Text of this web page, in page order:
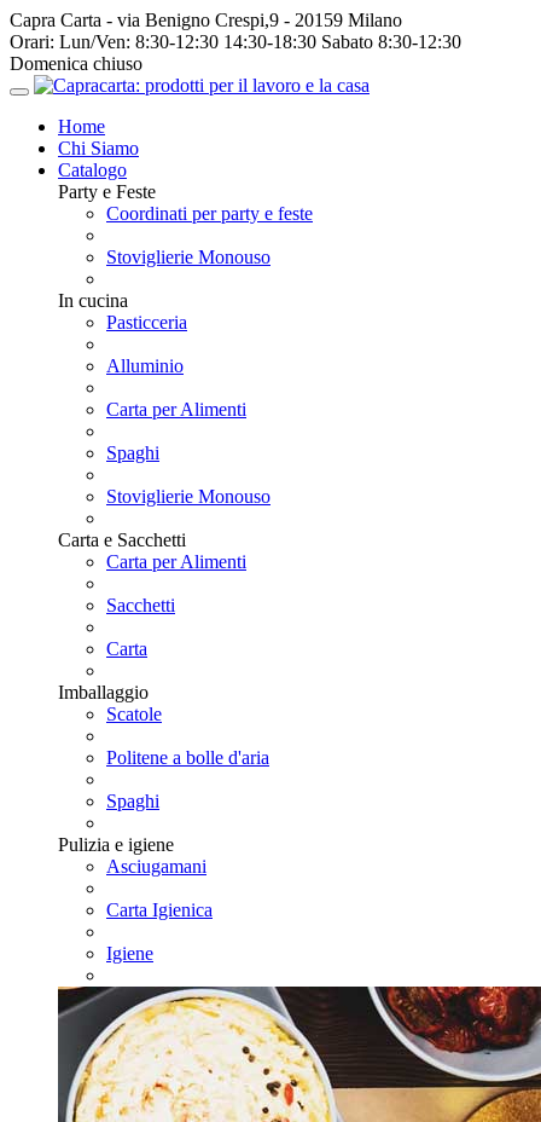
Capra Carta - via Benigno Crespi,9 - 20159 Milano
Orari: Lun/Ven: 8:30-12:30 14:30-18:30 Sabato 8:30-12:30
Domenica chiuso
Home
Chi Siamo
Catalogo
Party e Feste
Coordinati per party e feste
Stoviglierie Monouso
In cucina
Pasticceria
Alluminio
Carta per Alimenti
Spaghi
Stoviglierie Monouso
Carta e Sacchetti
Carta per Alimenti
Sacchetti
Carta
Imballaggio
Scatole
Politene a bolle d'aria
Spaghi
Pulizia e igiene
Asciugamani
Carta Igienica
Igiene